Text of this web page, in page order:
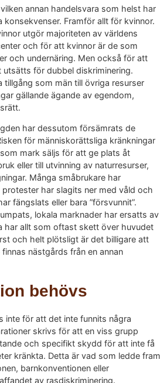
annan handelsvara som helst har
Framför allt för kvinnor.
utgör majoriteten av världens
och för att kvinnor är de som
och undernäring. Men också för att
utsätts för dubbel diskriminering.
tillgång som män till övriga resurser
gällande ägande av egendom,
har dessutom försämrats de
för människorättsliga kränkningar
mark säljs för att ge plats åt
eller till utvinning av naturresurser,
Många småbrukare har
har slagits ner med våld och
fängslats eller bara ”försvunnit”.
lokala marknader har ersatts av
har allt som oftast skett över huvudet
och helt plötsligt är det billigare att
nästgårds från en annan
behövs
inte för att det inte funnits några
skrivs för att en viss grupp
och specifikt skydd för att inte få
kränkta. Detta är vad som ledde fram
barnkonventionen eller
av rasdiskriminering.